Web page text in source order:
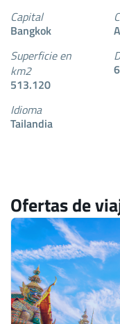
Capital
Bangkok
Superficie en
km2
513.120
Idioma
Tailandia
Ofertas de